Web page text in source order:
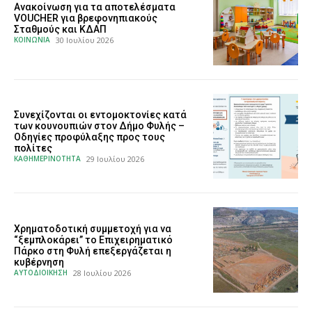
Ανακοίνωση για τα αποτελέσματα
VOUCHER για βρεφονηπιακούς
Σταθμούς και ΚΔΑΠ
ΚΟΙΝΩΝΙΑ 30 Ιουλίου 2026
Συνεχίζονται οι εντομοκτονίες κατά
των κουνουπιών στον Δήμο Φυλής –
Οδηγίες προφύλαξης προς τους
πολίτες
ΚΑΘΗΜΕΡΙΝΟΤΗΤΑ 29 Ιουλίου 2026
Χρηματοδοτική συμμετοχή για να
“ξεμπλοκάρει” το Επιχειρηματικό
Πάρκο στη Φυλή επεξεργάζεται η
κυβέρνηση
ΑΥΤΟΔΙΟΙΚΗΣΗ 28 Ιουλίου 2026